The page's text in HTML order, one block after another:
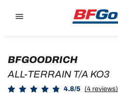
BFGOODRICH
ALL-TERRAIN T/A KO3
4.8/5 (4 reviews)